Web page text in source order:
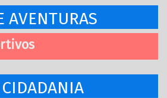
AVENTURAS